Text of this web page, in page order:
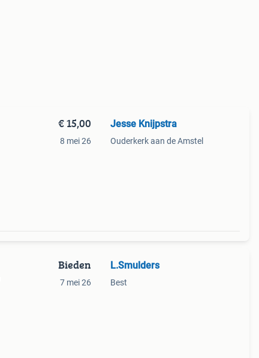
€ 15,00
8 mei 26
Jesse Knijpstra
Ouderkerk aan de Amstel
Bieden
7 mei 26
L.Smulders
Best